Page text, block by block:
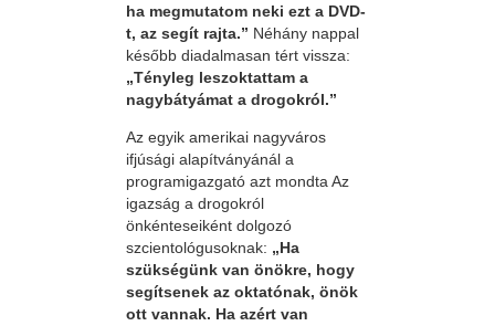
ha megmutatom neki ezt a DVD-
t, az segít rajta.” Néhány nappal
később diadalmasan tért vissza:
„Tényleg leszoktattam a
nagybátyámat a drogokról.”
Az egyik amerikai nagyváros
ifjúsági alapítványánál a
programigazgató azt mondta Az
igazság a drogokról
önkénteseiként dolgozó
szcientológusoknak: „Ha
szükségünk van önökre, hogy
segítsenek az oktatónak, önök
ott vannak. Ha azért van